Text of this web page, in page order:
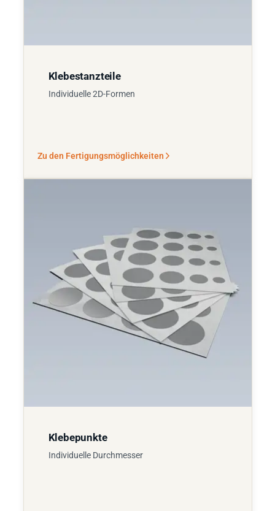
Klebestanzteile
Individuelle 2D-Formen
Zu den Fertigungsmöglichkeiten
Klebepunkte
Individuelle Durchmesser